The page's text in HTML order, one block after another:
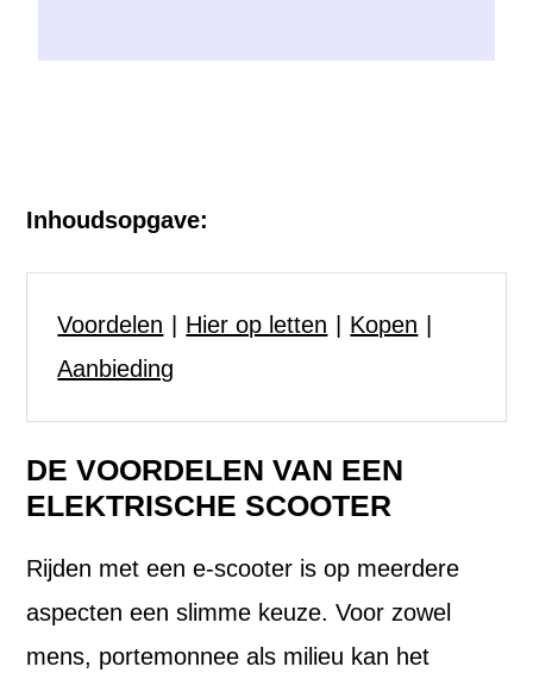
Inhoudsopgave:
Voordelen Hier op letten
Kopen
Aanbieding
DE VOORDELEN VAN EEN
ELEKTRISCHE SCOOTER
Rijden met een e-scooter is op meerdere
aspecten een slimme keuze. Voor zowel
mens, portemonnee als milieu kan het